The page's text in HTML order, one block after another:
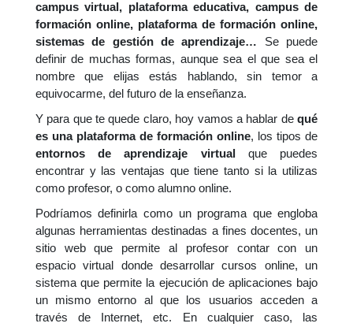
campus virtual, plataforma educativa, campus de
formación online, plataforma de formación online,
sistemas de gestión de aprendizaje… Se puede
definir de muchas formas, aunque sea el que sea el
nombre que elijas estás hablando, sin temor a
equivocarme, del futuro de la enseñanza.
Y para que te quede claro, hoy vamos a hablar dequé
es una plataforma de formación online, los tipos de
entornos de aprendizaje virtual que puedes
encontrar y las ventajas que tiene tanto si la utilizas
como profesor, o como alumno online.
Podríamos definirla como un programa que engloba
algunas herramientas destinadas a fines docentes, un
sitio web que permite al profesor contar con un
espacio virtual donde desarrollar cursos online, un
sistema que permite la ejecución de aplicaciones bajo
un mismo entorno al que los usuarios acceden a
través de Internet, etc. En cualquier caso, las